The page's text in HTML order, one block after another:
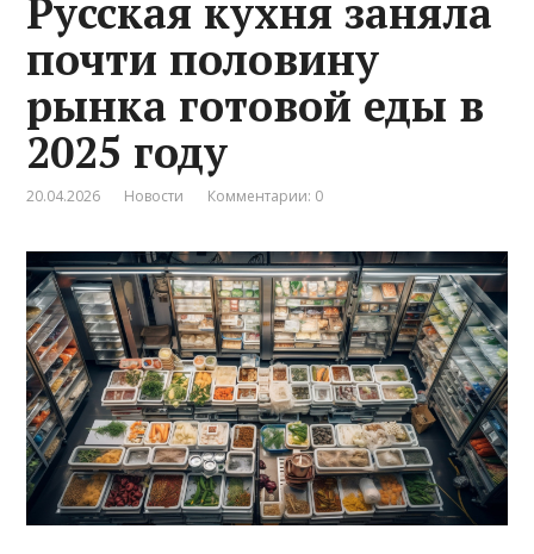
Русская кухня заняла
почти половину
рынка готовой еды в
2025 году
20.04.2026 Новости Комментарии: 0